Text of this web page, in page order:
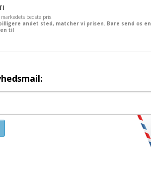
bedste pris.
andet sted, matcher vi prisen. Bare send os en
til